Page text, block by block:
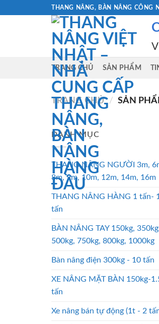
THANG NÂNG, BÀN NÂNG CÔNG
TRANG CHỦ SẢN PHẨM
TRANG CHỦ / SẢN
DANH MỤC
THANG NÂNG NGƯỜI 3m,
8m, 9m, 10m, 12m, 14m, 16m
THANG NÂNG HÀNG 1 tấn-
tấn
BÀN NÂNG TAY 150kg,
500kg, 750kg, 800kg, 1000kg
Bàn nâng điện 300kg - 10 tấn
XE NÂNG MẶT BÀN 150kg-
tấn
Xe nâng bán tự động (1t - 2